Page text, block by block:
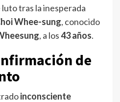
tras la inesperada
Whee-sung, conocido
, a los43 años.
de
inconsciente